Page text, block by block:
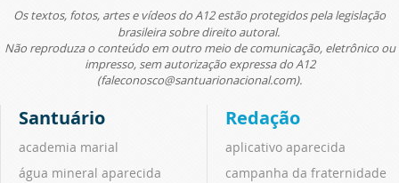
Os textos, fotos, artes e vídeos do A12 estão protegidos pela legislação
brasileira sobre direito autoral.
Não reproduza o conteúdo em outro meio de comunicação, eletrônico ou
impresso, sem autorização expressa do A12
(faleconosco@santuarionacional.com).
Santuário
academia marial
água mineral aparecida
Redação
aplicativo aparecida
campanha da fraternidade